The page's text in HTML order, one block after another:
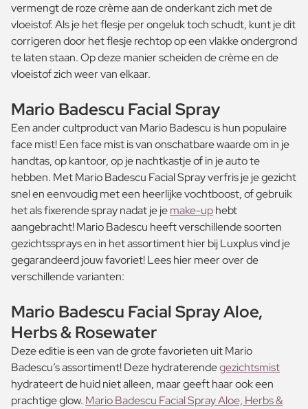
vermengt de roze crème aan de onderkant zich met de
vloeistof. Als je het flesje per ongeluk toch schudt, kunt je dit
corrigeren door het flesje rechtop op een vlakke ondergrond
te laten staan. Op deze manier scheiden de crème en de
vloeistof zich weer van elkaar.
Mario Badescu Facial Spray
Een ander cultproduct van Mario Badescu is hun populaire
face mist! Een face mist is van onschatbare waarde om in je
handtas, op kantoor, op je nachtkastje of in je auto te
hebben. Met Mario Badescu Facial Spray verfris je je gezicht
snel en eenvoudig met een heerlijke vochtboost, of gebruik
het als fixerende spray nadat je jemake-uphebt
aangebracht! Mario Badescu heeft verschillende soorten
gezichtssprays en in het assortiment hier bij Luxplus vind je
gegarandeerd jouw favoriet! Lees hier meer over de
verschillende varianten:
Mario Badescu Facial Spray Aloe,
Herbs & Rosewater
Deze editie is een van de grote favorieten uit Mario
Badescu’s assortiment! Deze hydraterendegezichtsmist
hydrateert de huid niet alleen, maar geeft haar ook een
prachtige glow. Mario Badescu Facial Spray Aloe, Herbs &